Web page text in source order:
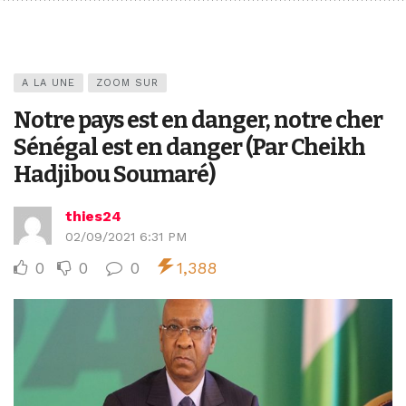
A LA UNE ZOOM SUR
Notre pays est en danger, notre cher
Sénégal est en danger (Par Cheikh
Hadjibou Soumaré)
thies24
02/09/2021 6:31 PM
0 0 0 1,388